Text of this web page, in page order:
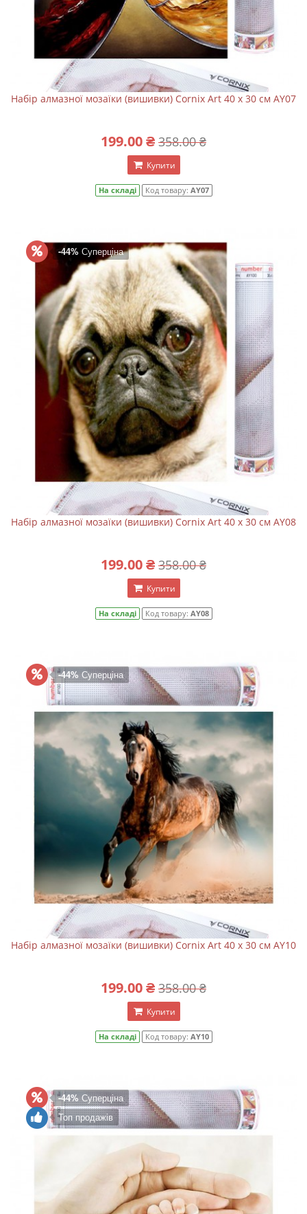
Набір алмазної мозаїки (вишивки) Cornix Art 40 x 30 см AY07
199.00 ₴ 358.00 ₴
Купити
На складі Код товару: AY07
-44% Суперціна
Набір алмазної мозаїки (вишивки) Cornix Art 40 x 30 см AY08
199.00 ₴ 358.00 ₴
Купити
На складі Код товару: AY08
-44% Суперціна
Набір алмазної мозаїки (вишивки) Cornix Art 40 x 30 см AY10
199.00 ₴ 358.00 ₴
Купити
На складі Код товару: AY10
-44% Суперціна
Топ продажів